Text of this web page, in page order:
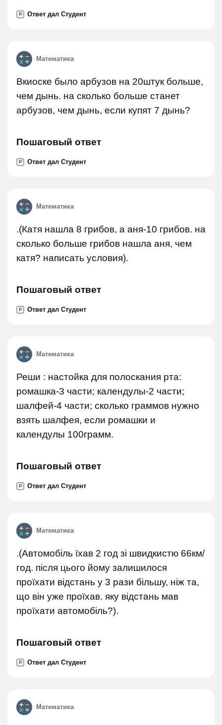
P Ответ дал Студент
Математика
Вкиоске было арбузов на 20штук больше,
чем дынь. на сколько больше станет
арбузов, чем дынь, если купят 7 дынь?
Пошаговый ответ
P Ответ дал Студент
Математика
.(Катя нашла 8 грибов, а аня-10 грибов. на
сколько больше грибов нашла аня, чем
катя? написать условия).
Пошаговый ответ
P Ответ дал Студент
Математика
Реши : настойка для полоскания рта:
ромашка-3 части; календулы-2 части;
шалфей-4 части; сколько граммов нужно
взять шалфея, если ромашки и
календулы 100грамм.
Пошаговый ответ
P Ответ дал Студент
Математика
.(Автомобіль їхав 2 год зі швидкистю 66км/
год. після цього йому залишилося
проїхати відстань у 3 рази більшу, ніж та,
що він уже проїхав. яку відстань мав
проїхати автомобіль?).
Пошаговый ответ
P Ответ дал Студент
Математика